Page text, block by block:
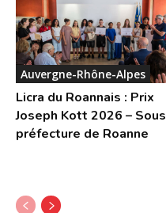
Auvergne-Rhône-Alpes
Licra du Roannais : Prix
Joseph Kott 2026 – Sous
préfecture de Roanne